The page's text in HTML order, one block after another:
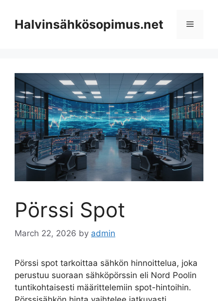
contentHalvinsähkösopimus.net Menu
Pörssi Spot
March 22, 2026 by admin
Pörssi spot tarkoittaa sähkön hinnoittelua, joka
perustuu suoraan sähköpörssin eli Nord Poolin
tuntikohtaisesti määrittelemiin spot-hintoihin.